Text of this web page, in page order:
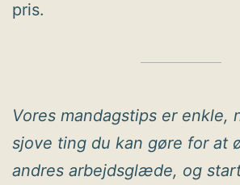
pris.
Vores mandagstips er enkle,
sjove ting du kan gøre for at
andres arbejdsglæde, og